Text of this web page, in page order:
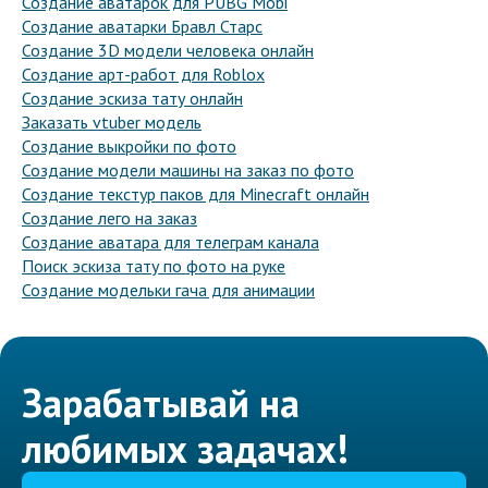
Создание аватарки Бравл Старс
Создание 3D модели человека онлайн
Создание арт-работ для Roblox
Создание эскиза тату онлайн
Заказать vtuber модель
Создание выкройки по фото
Создание модели машины на заказ по фото
Создание текстур паков для Minecraft онлайн
Создание лего на заказ
Создание аватара для телеграм канала
Поиск эскиза тату по фото на руке
Создание модельки гача для анимации
Зарабатывай на
любимых задачах!